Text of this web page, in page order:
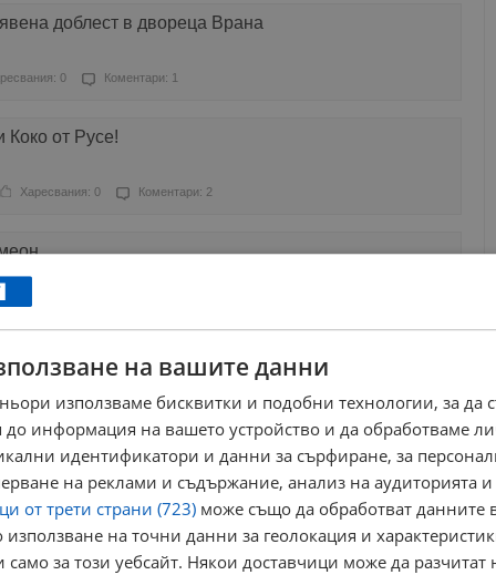
доблест в двореца Врана
0 Коментари: 1
от Русе!
Харесвания: 0 Коментари: 2
Харесвания: 1
борят с тежко генетично заболяване
Харесвания: 4
нуждаят от нашата помощ!
Харесвания: 14 Коментари: 1
на вашите данни
използваме бисквитки и подобни технологии, за да
до информация на вашето устройство и да обработваме
идентификатори и данни за сърфиране, за
на реклами и съдържание, анализ на аудиторията
от трети страни (723) може също да обработват данните
на точни данни за геолокация и
за този уебсайт. Някои доставчици може да разчитат